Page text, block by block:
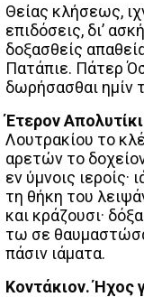
Θείας κλήσεως,
επιδόσεις, δι’
δοξασθείς
Πατάπιε. Πάτερ
δωρήσασθαι ημίν
Έτερον
Λουτρακίου το
αρετών το
εν ύμνοις ιεροίς·
τη θήκη του
και κράζουσι·
τω σε
πάσιν ιάματα.
Κοντάκιον. Ήχος